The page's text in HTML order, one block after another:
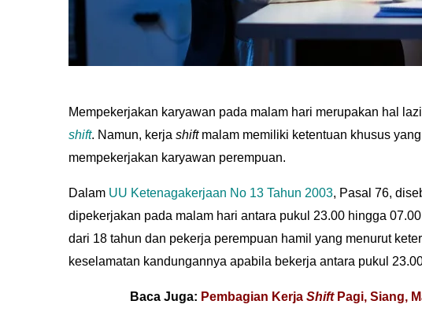
Mempekerjakan karyawan pada malam hari merupakan hal
shift. Namun, kerja shiftmalam memiliki ketentuan khusus
mempekerjakan karyawan perempuan.
Dalam UU Ketenagakerjaan No 13 Tahun 2003, Pasal 76,
dipekerjakan pada malam hari antara pukul 23.00 hingga
dari 18 tahun dan pekerja perempuan hamil yang menurut
keselamatan kandungannya apabila bekerja antara pukul
Baca Juga: Pembagian Kerja ShiftPagi, Siang,